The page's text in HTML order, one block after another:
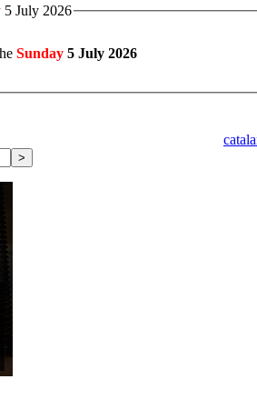
5 July 2026
Sunday 5 July 2026